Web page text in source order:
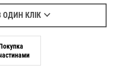
Повідомити про наявність
ОДИН КЛІК